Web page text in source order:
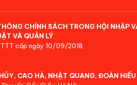
CHÍNH SÁCH TRONG HỘI NHẬP
VÀ QUẢN LÝ
cấp ngày 10/09/2018.
CAO HÀ, NHẬT QUANG, ĐOÀN HIẾU